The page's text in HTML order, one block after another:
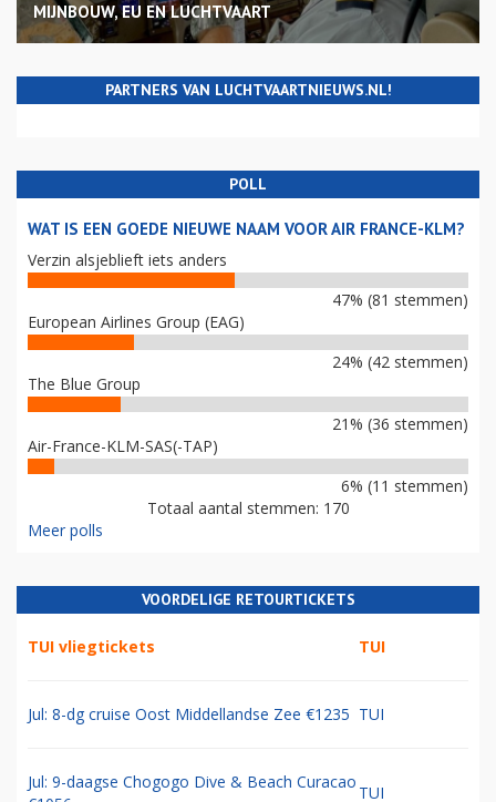
MIJNBOUW, EU EN LUCHTVAART
PARTNERS VAN LUCHTVAARTNIEUWS.NL!
POLL
WAT IS EEN GOEDE NIEUWE NAAM VOOR AIR FRANCE-KLM?
Verzin alsjeblieft iets anders
47% (81 stemmen)
European Airlines Group (EAG)
24% (42 stemmen)
The Blue Group
21% (36 stemmen)
Air-France-KLM-SAS(-TAP)
6% (11 stemmen)
Totaal aantal stemmen: 170
Meer polls
VOORDELIGE RETOURTICKETS
TUI vliegtickets TUI
Jul: 8-dg cruise Oost Middellandse Zee €1235 TUI
Jul: 9-daagse Chogogo Dive & Beach Curacao
TUI